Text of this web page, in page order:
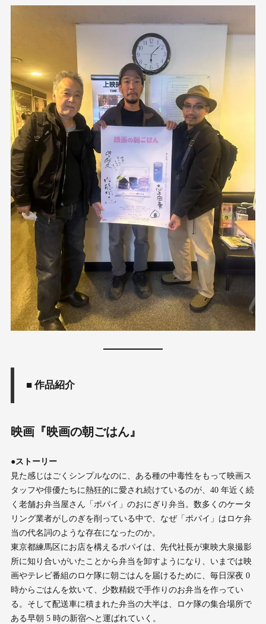
■ 作品紹介
映画『映画の朝ごはん』
●ストーリー
見た感じはごくシンプルなのに、ある種の中毒性をもって映画ス
タッフや俳優たちに熱狂的に愛され続けているのが、40 年近く続
く老舗お弁当屋さん「ポパイ」のおにぎり弁当。数多くのケータ
リング業者がしのぎを削っている中で、なぜ「ポパイ」はロケ弁
当の代名詞のような存在になったのか。
東京都練馬区にお店を構えるポパイは、先代社長が東映大泉撮影
所に知り合いがいたことから弁当を卸すようになり、いまでは映
画やテレビ番組のロケ隊に朝ごはんを届けるために、毎日深夜 0
時からごはんを炊いて、少数精鋭で手作りのお弁当を作ってい
る。そして配送車に積まれた弁当の大半は、ロケ隊の集合場所で
ある早朝 5 時の新宿へと運ばれていく。